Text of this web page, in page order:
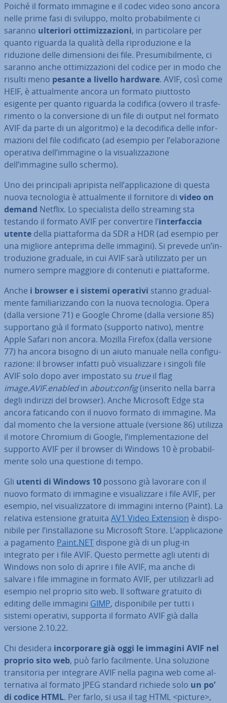
Poiché il formato immagine e il codec video sono ancora
nelle prime fasi di sviluppo, molto pro­ba­bil­men­te ci
saranno ulteriori ot­ti­miz­za­zio­ni, in par­ti­co­la­re per
quanto riguarda la qualità della ri­pro­du­zio­ne e la
riduzione delle di­men­sio­ni dei file. Pre­su­mi­bil­men­te, ci
saranno anche ot­ti­miz­za­zio­ni del codice per in modo che
risulti meno pesante a livello hardware. AVIF, così come
HEIF, è at­tual­men­te ancora un formato piuttosto
esigente per quanto riguarda la codifica (ovvero il tra­sfe­
ri­men­to o la con­ver­sio­ne di un file di output nel formato
AVIF da parte di un algoritmo) e la de­co­di­fi­ca delle in­for­
ma­zio­ni del file co­di­fi­ca­to (ad esempio per l’ela­bo­ra­zio­ne
operativa dell’immagine o la vi­sua­liz­za­zio­ne
dell’immagine sullo schermo).
Uno dei prin­ci­pa­li apripista nell’ap­pli­ca­zio­ne di questa
nuova tec­no­lo­gia è at­tual­men­te il fornitore di video on
demand Netflix. Lo spe­cia­li­sta dello streaming sta
testando il formato AVIF per con­ver­ti­re l’in­ter­fac­cia
utente della piat­ta­for­ma da SDR a HDR (ad esempio per
una migliore anteprima delle immagini). Si prevede un’in­
tro­du­zio­ne graduale, in cui AVIF sarà uti­liz­za­to per un
numero sempre maggiore di contenuti e piat­ta­for­me.
Anche i browser e i sistemi operativi stanno gra­dual­
men­te fa­mi­lia­riz­zan­do con la nuova tec­no­lo­gia. Opera
(dalla versione 71) e Google Chrome (dalla versione 85)
sup­por­ta­no già il formato (supporto nativo), mentre
Apple Safari non ancora. Mozilla Firefox (dalla versione
77) ha ancora bisogno di un aiuto manuale nella con­fi­gu­
ra­zio­ne: il browser infatti può vi­sua­liz­za­re i singoli file
AVIF solo dopo aver impostato su trueil flag
image.AVIF.enabledin about:config(inserito nella barra
degli indirizzi del browser). Anche Microsoft Edge sta
ancora faticando con il nuovo formato di immagine. Ma
dal momento che la versione attuale (versione 86) utilizza
il motore Chromium di Google, l’im­ple­men­ta­zio­ne del
supporto AVIF per il browser di Windows 10 è pro­ba­bil­
men­te solo una questione di tempo.
Gli utenti di Windows 10 possono già lavorare con il
nuovo formato di immagine e vi­sua­liz­za­re i file AVIF, per
esempio, nel vi­sua­liz­za­to­re di immagini interno (Paint). La
relativa esten­sio­ne gratuita AV1 Video Extension è di­spo­
ni­bi­le per l’in­stal­la­zio­ne su Microsoft Store. L’ap­pli­ca­zio­ne
a pagamento Paint.NET dispone già di un plug-in
integrato per i file AVIF. Questo permette agli utenti di
Windows non solo di aprire i file AVIF, ma anche di
salvare i file immagine in formato AVIF, per uti­liz­zar­li ad
esempio nel proprio sito web. Il software gratuito di
editing delle immagini GIMP, di­spo­ni­bi­le per tutti i
sistemi operativi, supporta il formato AVIF già dalla
versione 2.10.22.
Chi desidera in­cor­po­ra­re già oggi le immagini AVIF nel
proprio sito web, può farlo fa­cil­men­te. Una soluzione
tran­si­to­ria per integrare AVIF nella pagina web come al­
ter­na­ti­va al formato JPEG standard richiede solo un po’
di codice HTML. Per farlo, si usa il tag HTML <picture>,